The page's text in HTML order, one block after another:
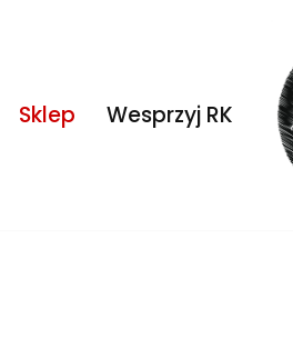
Sklep Wesprzyj RK